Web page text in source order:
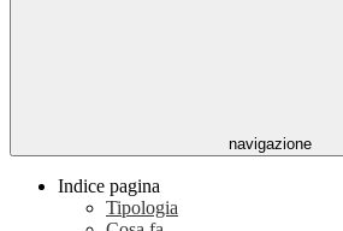
navigazione
Indice pagina
Tipologia